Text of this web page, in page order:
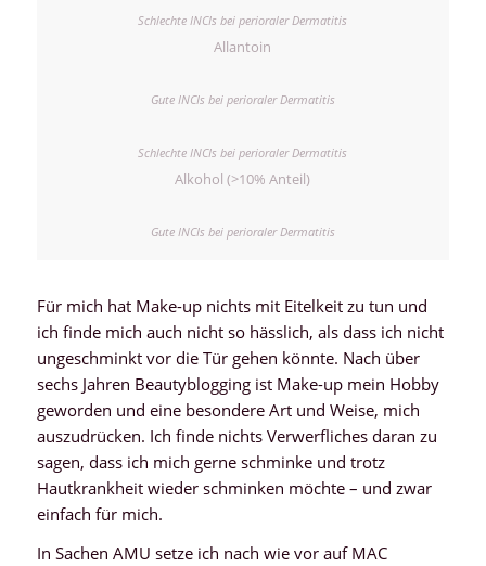
Allantoin
Alkohol (>10% Anteil)
Für mich hat Make-up nichts mit Eitelkeit zu tun und
ich finde mich auch nicht so hässlich, als dass ich nicht
ungeschminkt vor die Tür gehen könnte. Nach über
sechs Jahren Beautyblogging ist Make-up mein Hobby
geworden und eine besondere Art und Weise, mich
auszudrücken. Ich finde nichts Verwerfliches daran zu
sagen, dass ich mich gerne schminke und trotz
Hautkrankheit wieder schminken möchte – und zwar
einfach für mich.
In Sachen AMU setze ich nach wie vor auf MAC